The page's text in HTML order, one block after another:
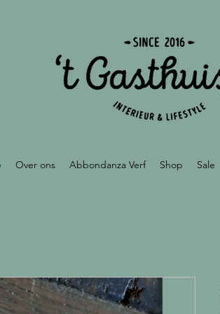
Over ons Abbondanza Verf Shop Sale